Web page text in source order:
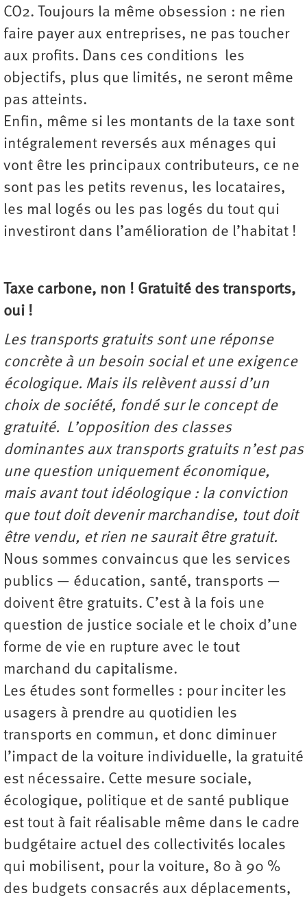
CO2. Toujours la même obsession : ne rien
faire payer aux entreprises, ne pas toucher
aux profits. Dans ces conditions les
objectifs, plus que limités, ne seront même
pas atteints.
Enfin, même si les montants de la taxe sont
intégralement reversés aux ménages qui
vont être les principaux contributeurs, ce ne
sont pas les petits revenus, les locataires,
les mal logés ou les pas logés du tout qui
investiront dans l’amélioration de l’habitat !
Taxe carbone, non ! Gratuité des transports,
oui !
Les transports gratuits sont une réponse
concrète à un besoin social et une exigence
écologique. Mais ils relèvent aussi d’un
choix de société, fondé sur le concept de
gratuité. L’opposition des classes
dominantes aux transports gratuits n’est pas
une question uniquement économique,
mais avant tout idéologique : la conviction
que tout doit devenir marchandise, tout doit
être vendu, et rien ne saurait être gratuit.
Nous sommes convaincus que les services
publics — éducation, santé, transports —
doivent être gratuits. C’est à la fois une
question de justice sociale et le choix d’une
forme de vie en rupture avec le tout
marchand du capitalisme.
Les études sont formelles : pour inciter les
usagers à prendre au quotidien les
transports en commun, et donc diminuer
l’impact de la voiture individuelle, la gratuité
est nécessaire. Cette mesure sociale,
écologique, politique et de santé publique
est tout à fait réalisable même dans le cadre
budgétaire actuel des collectivités locales
qui mobilisent, pour la voiture, 80 à 90 %
des budgets consacrés aux déplacements,